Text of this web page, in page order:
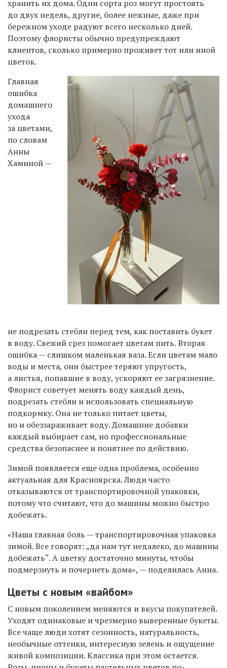
хранить их дома. Одни сорта роз могут простоять
до двух недель, другие, более нежные, даже при
бережном уходе радуют всего несколько дней.
Поэтому флористы обычно предупреждают
клиентов, сколько примерно проживет тот или иной
цветок.
Главная
ошибка
домашнего
ухода
за цветами,
по словам
Анны
Хаминой —
не подрезать стебли перед тем, как поставить букет
в воду. Свежий срез помогает цветам пить. Вторая
ошибка — слишком маленькая ваза. Если цветам мало
воды и места, они быстрее теряют упругость,
а листья, попавшие в воду, ускоряют ее загрязнение.
Флорист советует менять воду каждый день,
подрезать стебли и использовать специальную
подкормку. Она не только питает цветы,
но и обеззараживает воду. Домашние добавки
каждый выбирает сам, но профессиональные
средства безопаснее и понятнее по действию.
Зимой появляется еще одна проблема, особенно
актуальная для Красноярска. Люди часто
отказываются от транспортировочной упаковки,
потому что считают, что до машины можно быстро
добежать.
«Наша главная боль — транспортировочная упаковка
зимой. Все говорят: „да нам тут недалеко, до машины
добежать“. А цветку достаточно минуты, чтобы
подмерзнуть и почернеть дома», — поделилась Анна.
Цветы с новым «вайбом»
С новым поколением меняются и вкусы покупателей.
Уходят одинаковые и чрезмерно выверенные букеты.
Все чаще люди хотят сезонность, натуральность,
необычные оттенки, интересную зелень и ощущение
живой композиции. Классика при этом остается.